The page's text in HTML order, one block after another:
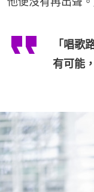
「唱歌
有可能